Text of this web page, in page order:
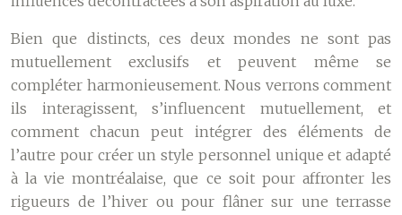
Bien que distincts, ces deux mondes ne sont pas
mutuellement exclusifs et peuvent même se
compléter harmonieusement. Nous verrons comment
ils interagissent, s’influencent mutuellement, et
comment chacun peut intégrer des éléments de
l’autre pour créer un style personnel unique et adapté
à la vie montréalaise, que ce soit pour affronter les
rigueurs de l’hiver ou pour flâner sur une terrasse